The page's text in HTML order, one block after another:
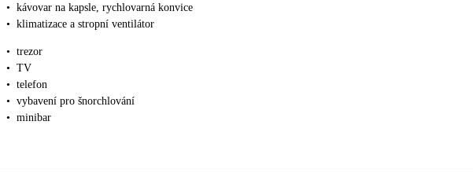
• kávovar na kapsle, rychlovarná konvice
• klimatizace a stropní ventilátor
• trezor
• TV
• telefon
• vybavení pro šnorchlování
• minibar